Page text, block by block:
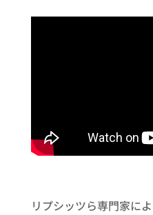
リプシッツら専門家に